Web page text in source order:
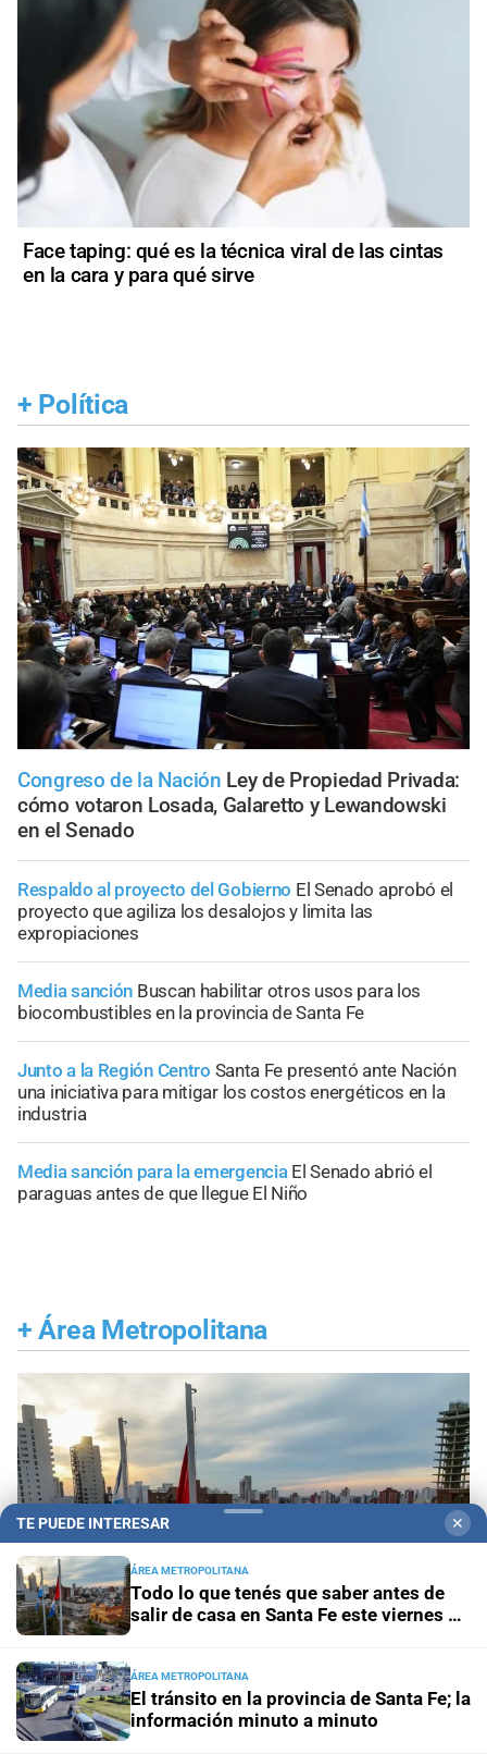
Face taping: qué es la técnica viral de las cintas
en la cara y para qué sirve
+ Política
Congreso de la Nación Ley de Propiedad Privada:
cómo votaron Losada, Galaretto y Lewandowski
en el Senado
Respaldo al proyecto del Gobierno El Senado aprobó el
proyecto que agiliza los desalojos y limita las
expropiaciones
Media sanción Buscan habilitar otros usos para los
biocombustibles en la provincia de Santa Fe
Junto a la Región Centro Santa Fe presentó ante Nación
una iniciativa para mitigar los costos energéticos en la
industria
Media sanción para la emergencia El Senado abrió el
paraguas antes de que llegue El Niño
+ Área Metropolitana
En Santa FeTodo lo que tenés que saber antes de
salir de casa en Santa Fe este viernes 7 de agosto
TE PUEDE INTERESAR ✕
ÁREA METROPOLITANA
Todo lo que tenés que saber antes de
salir de casa en Santa Fe este viernes 7
ÁREA METROPOLITANA
El tránsito en la provincia de Santa Fe; la
información minuto a minuto